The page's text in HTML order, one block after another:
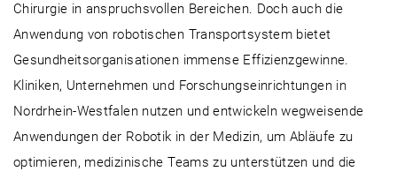
Chirurgie in anspruchsvollen Bereichen. Doch auch die
Anwendung von robotischen Transportsystem bietet
Gesundheitsorganisationen immense Effizienzgewinne.
Kliniken, Unternehmen und Forschungseinrichtungen in
Nordrhein-Westfalen nutzen und entwickeln wegweisende
Anwendungen der Robotik in der Medizin, um Abläufe zu
optimieren, medizinische Teams zu unterstützen und die